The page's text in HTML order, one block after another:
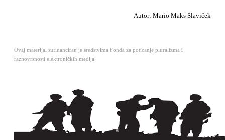
Autor: Mario Maks Slaviček
Ovaj materijal sufinanciran je sredstvima Fonda za poticanje pluralizma i
raznovrsnosti elektroničkih medija.